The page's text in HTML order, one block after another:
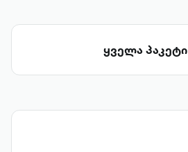
ყველა პაკეტი